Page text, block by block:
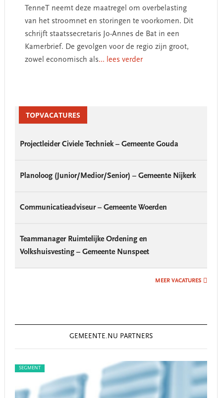
TenneT neemt deze maatregel om overbelasting
van het stroomnet en storingen te voorkomen. Dit
schrijft staatssecretaris Jo-Annes de Bat in een
Kamerbrief. De gevolgen voor de regio zijn groot,
zowel economisch als... lees verder
SidebarTOPVACATURES
Projectleider Civiele Techniek – Gemeente Gouda
Planoloog (Junior/Medior/Senior) – Gemeente Nijkerk
Communicatieadviseur – Gemeente Woerden
Teammanager Ruimtelijke Ordening en
Volkshuisvesting – Gemeente Nunspeet
MEER VACATURES
GEMEENTE.NU PARTNERS
SEGMENT